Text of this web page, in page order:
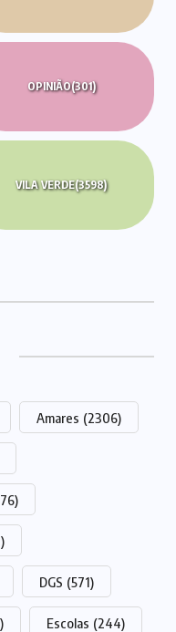
OPINIÃO(301)
VILA VERDE(3598)
Amares (2306)
DGS (571)
Escolas (244)